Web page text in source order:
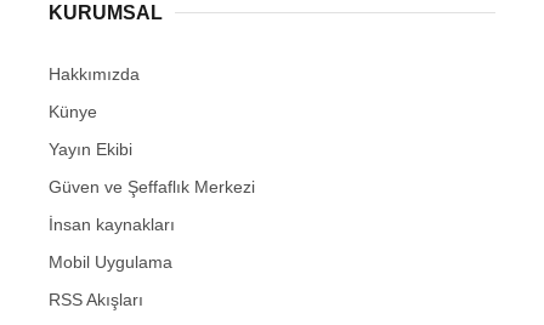
KURUMSAL
Hakkımızda
Künye
Yayın Ekibi
Güven ve Şeffaflık Merkezi
İnsan kaynakları
Mobil Uygulama
RSS Akışları